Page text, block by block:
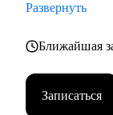
Развернуть
Ближайшая
Записаться